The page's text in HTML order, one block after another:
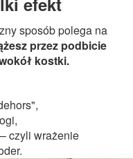
sposób polega na
przez podbicie
kostki.
czyli wrażenie